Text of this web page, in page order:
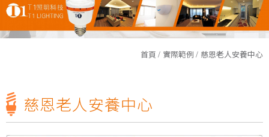
首頁 實際範例 慈恩老人安養中心
雲林科技大學運動場及校區燈光設計，元照得標了！
會員後台
慈恩老人安養中心